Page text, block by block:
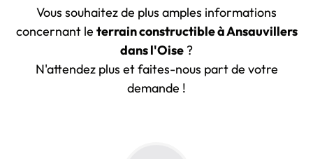
Vous souhaitez de plus amples informations
concernant le terrain constructible à Ansauvillers
dans l'Oise ?
N'attendez plus et faites-nous part de votre
demande !